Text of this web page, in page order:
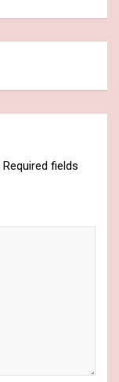
Required fields